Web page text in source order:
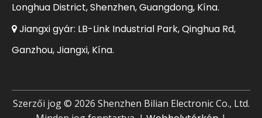
Longhua District, Shenzhen, Guangdong, Kína.
 Jiangxi gyár: LB-Link Industrial Park, Qinghua Rd,
Ganzhou, Jiangxi, Kína.
Szerzői jog © 2026 Shenzhen Bilian Electronic Co., Ltd.